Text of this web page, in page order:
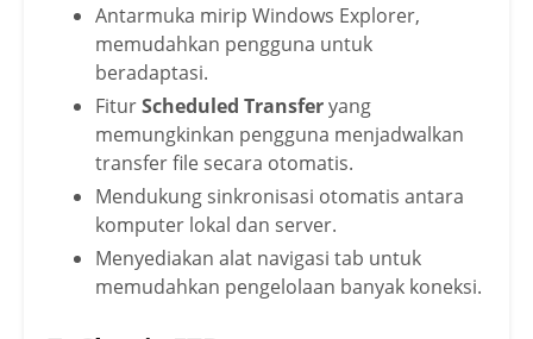
Antarmuka mirip Windows Explorer,
memudahkan pengguna untuk
beradaptasi.
FiturScheduled Transferyang
memungkinkan pengguna menjadwalkan
transfer file secara otomatis.
Mendukung sinkronisasi otomatis antara
komputer lokal dan server.
Menyediakan alat navigasi tab untuk
memudahkan pengelolaan banyak koneksi.